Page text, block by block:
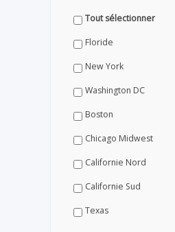
Tout sélectionner
Floride
New York
Washington DC
Boston
Chicago Midwest
Californie Nord
Californie Sud
Texas